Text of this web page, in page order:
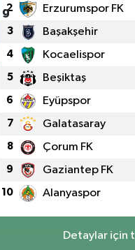
2 Erzurumspor FK
3 Başakşehir
4 Kocaelispor
5 Beşiktaş
6 Eyüpspor
7 Galatasaray
8 Çorum FK
9 Gaziantep FK
10 Alanyaspor
Detaylar için